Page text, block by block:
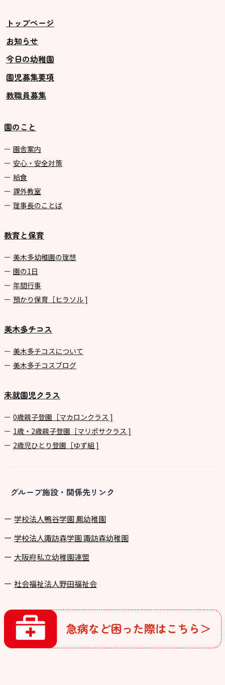
トップページ
お知らせ
今日の幼稚園
園児募集要項
教職員募集
園のこと
園舎案内
安心・安全対策
給食
課外教室
理事長のことば
教育と保育
美⽊多幼稚園の理想
園の1⽇
年間⾏事
預かり保育［ヒラソル ]
美木多チコス
美⽊多チコスについて
美⽊多チコスブログ
未就園児クラス
0歳親子登園［マカロンクラス ]
1歳・2歳親子登園［マリポサクラス ]
2歳児ひとり登園［ゆず組 ]
グループ施設・関係先リンク
学校法⼈鴨⾕学園 鳳幼稚園
学校法⼈諏訪森学園 諏訪森幼稚園
⼤阪府私⽴幼稚園連盟
社会福祉法人野田福祉会